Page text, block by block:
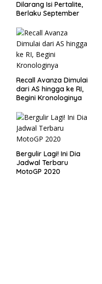
Dilarang Isi Pertalite,
Berlaku September
Recall Avanza Dimulai
dari AS hingga ke RI,
Begini Kronologinya
Bergulir Lagi! Ini Dia
Jadwal Terbaru
MotoGP 2020